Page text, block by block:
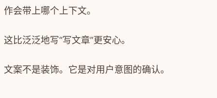
作会带上哪个上下文。
这比泛泛地写“写文章”更安心。
文案不是装饰。它是对用户意图的确认。